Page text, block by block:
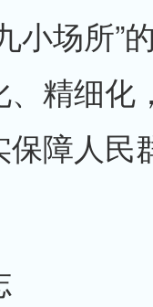
小场所”
精细
障人民